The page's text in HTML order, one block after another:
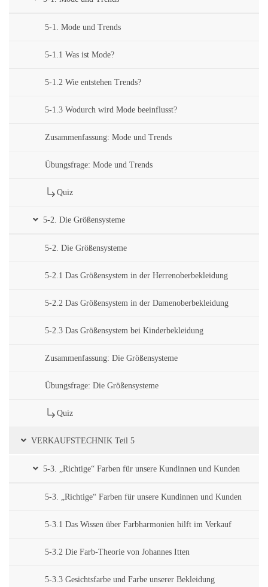
5-1. Mode und Trends
5-1.1 Was ist Mode?
5-1.2 Wie entstehen Trends?
5-1.3 Wodurch wird Mode beeinflusst?
Zusammenfassung: Mode und Trends
Übungsfrage: Mode und Trends
Quiz
5-2. Die Größensysteme
5-2. Die Größensysteme
5-2.1 Das Größensystem in der Herrenoberbekleidung
5-2.2 Das Größensystem in der Damenoberbekleidung
5-2.3 Das Größensystem bei Kinderbekleidung
Zusammenfassung: Die Größensysteme
Übungsfrage: Die Größensysteme
Quiz
VERKAUFSTECHNIK Teil 5
5-3. „Richtige“ Farben für unsere Kundinnen und Kunden
5-3. „Richtige“ Farben für unsere Kundinnen und Kunden
5-3.1 Das Wissen über Farbharmonien hilft im Verkauf
5-3.2 Die Farb-Theorie von Johannes Itten
5-3.3 Gesichtsfarbe und Farbe unserer Bekleidung